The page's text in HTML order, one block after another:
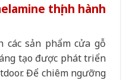
thịnh hành
các sản phẩm cửa gỗ
tạo được phát triển
Để chiêm ngưỡng